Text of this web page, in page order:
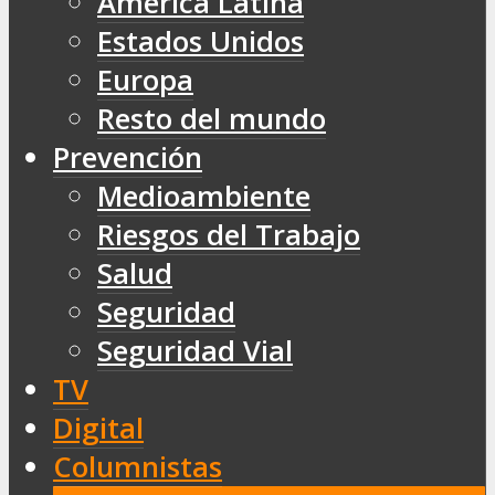
Estados Unidos
Europa
Resto del mundo
Prevención
Medioambiente
Riesgos del Trabajo
Salud
Seguridad
Seguridad Vial
TV
Digital
Columnistas